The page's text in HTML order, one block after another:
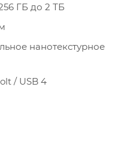
ГБ до 2 ТБ
нанотекстурное
/ USB 4